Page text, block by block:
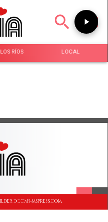
RÍOS LOCAL
DE CMS-MSPRESS.COM